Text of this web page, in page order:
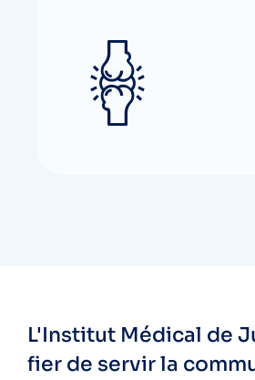
L'Institut Médical de
fier de servir la